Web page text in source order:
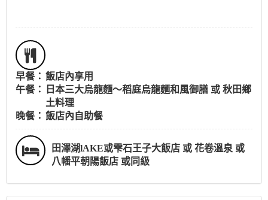
早餐： 飯店內享用
午餐：
日本三大烏龍麵～稻庭烏龍麵和風御膳 或 秋田鄉
土料理
晚餐： 飯店內自助餐
田澤湖lAKE或雫石王子大飯店 或 花卷溫泉 或
八幡平朝陽飯店 或同級